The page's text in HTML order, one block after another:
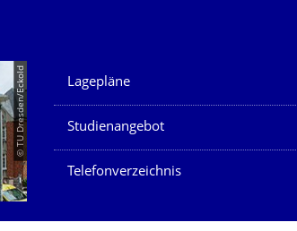
© TU Dresden/Eckold Unsere Dienste
Lagepläne
Studienangebot
Telefonverzeichnis